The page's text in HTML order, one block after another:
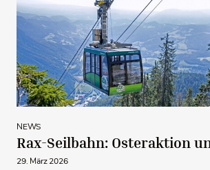
NEWS
Rax-Seilbahn: Osteraktion
29. März 2026